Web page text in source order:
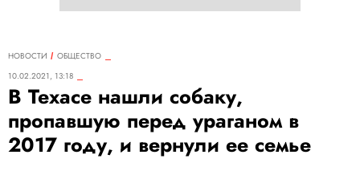
НОВОСТИ
ОБЩЕСТВО
10.02.2021, 13:18
В Техасе нашли собаку,
пропавшую перед ураганом в
2017 году, и вернули ее семье